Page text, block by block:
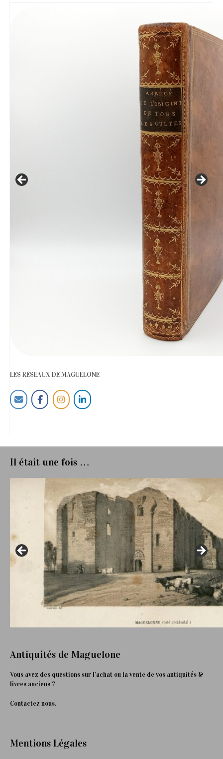
LES RÉSEAUX DE MAGUELONE
Il était une fois …
Antiquités de Maguelone
Vous avez des questions sur l’achat ou la vente de vos antiquités &
livres anciens ?
Contactez nous.
Mentions Légales